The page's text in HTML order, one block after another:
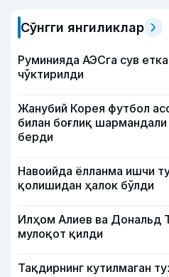
Сўнгги янгиликлар
Руминияда АЭСга сув
чўктирилди
Жанубий Корея футбол
билан боғлиқ
берди
Навоийда ёлланма ишчи
қолишидан ҳалок бўлди
Илҳом Алиев ва Дональд
мулоқот қилди
Тақдирнинг кутилмаган